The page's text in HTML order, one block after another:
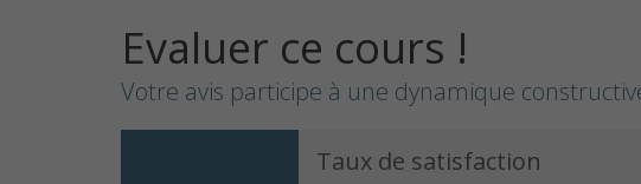
Evaluer ce cours !
Votre avis participe à une dynamique
Taux de satisfaction